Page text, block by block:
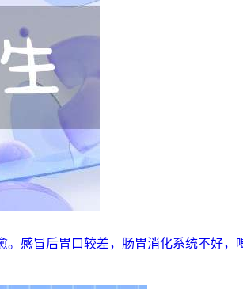
感冒后胃口较差，肠胃消化系统不好，